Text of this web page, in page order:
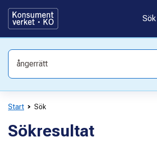
direkt
innehållet
Sök
Vad
söker
efter?
Start Sök
Sökresultat